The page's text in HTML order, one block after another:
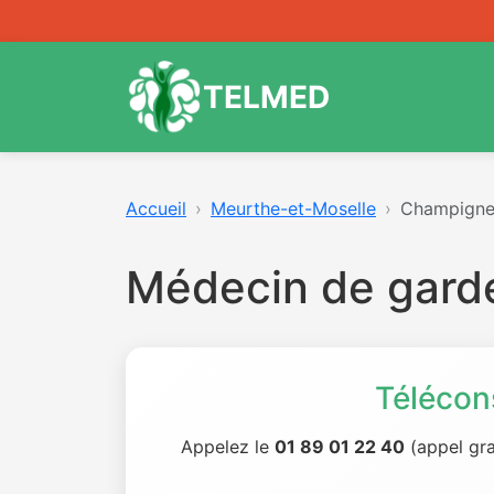
TELMED
Accueil Meurthe-et-Moselle
Médecin de
Appelez le 01 89 01 22 40 (appel